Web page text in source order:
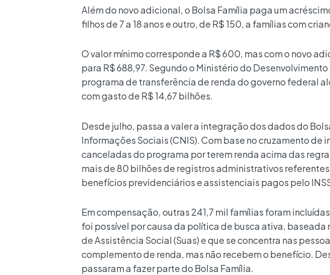
Além do novo adicional, o Bolsa Família paga um
filhos de 7 a 18 anos e outro, de R$ 150, a famílias com
O valor mínimo corresponde a R$ 600, mas com o novo
para R$ 688,97. Segundo o Ministério do
programa de transferência de renda do governo federal
com gasto de R$ 14,67 bilhões.
Desde julho, passa a valer a integração dos dados do
Informações Sociais (CNIS). Com base no cruzamento
canceladas do programa por terem renda acima das
mais de 80 bilhões de registros administrativos
benefícios previdenciários e assistenciais pagos pelo
Em compensação, outras 241,7 mil famílias foram
foi possível por causa da política de busca ativa,
de Assistência Social (Suas) e que se concentra nas
complemento de renda, mas não recebem o benefício.
passaram a fazer parte do Bolsa Família.